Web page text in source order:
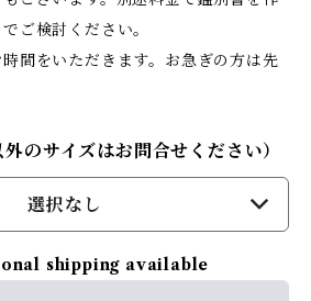
ご検討ください。
間をいただきます。お急ぎの方は先
のサイズはお問合せください）
選択なし
shipping available